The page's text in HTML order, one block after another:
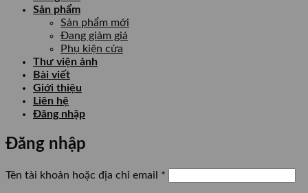
Sản phẩm
Sản phẩm mới
Đang giảm giá
Phụ kiện cửa
Thư viện ảnh
Bài viết
Giới thiệu
Liên hệ
Đăng nhập
Đăng nhập
Tên tài khoản hoặc địa chỉ email *
buộc